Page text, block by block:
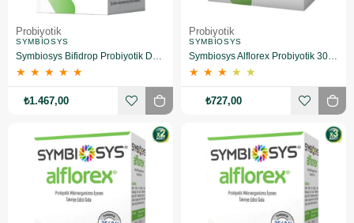
Probiyotik
SYMBIOSYS
Symbiosys Bifidrop Probiyotik Damla 8 ML 2 Adet
★ ★ ★ ★ ★
₺1.467,00
Probiyotik
SYMBIOSYS
Symbiosys Alflorex Probiyotik 30 Kapsül
★ ★ ★ ★ ★
₺727,00